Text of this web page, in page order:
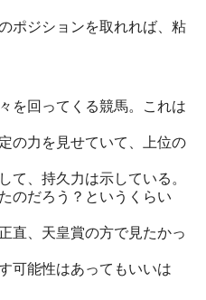
ポジションを取れれば、粘
を回ってくる競馬。これは
の力を見せていて、上位の
て、持久力は示している。
のだろう？というくらい
直、天皇賞の方で見たかっ
可能性はあってもいいは